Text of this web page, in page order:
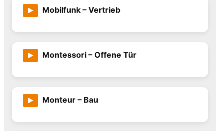
Mobilfunk – Vertrieb
Montessori – Offene Tür
Monteur – Bau